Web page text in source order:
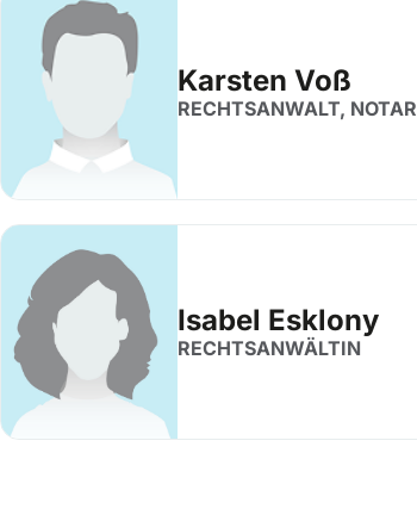
Karsten Voß
RECHTSANWALT, NOTAR
Isabel Esklony
RECHTSANWÄLTIN